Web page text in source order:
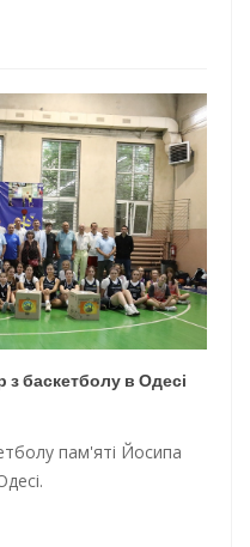
з баскетболу в Одесі
пам'яті Йосипа